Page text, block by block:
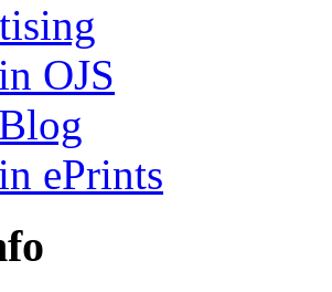
OJS
ePrints